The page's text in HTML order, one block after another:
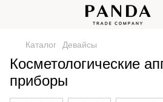
Каталог Девайсы
Косметологические
приборы